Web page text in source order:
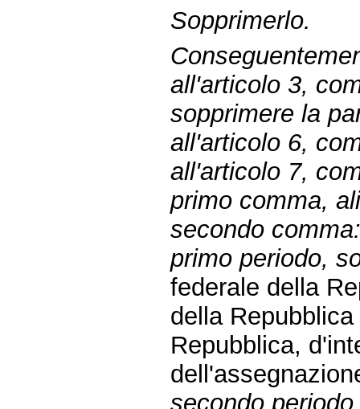
Sopprimerlo.
all'articolo 3,
sopprimere la
all'articolo 6,
all'articolo 7,
primo comma,
secondo
primo periodo,
federale della
della
Repubblica,
secondo